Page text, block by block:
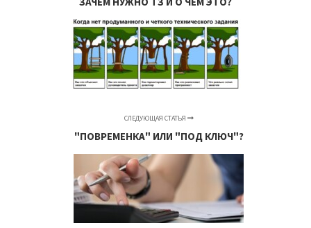
СЛЕДУЮЩАЯ СТАТЬЯ
"ПОВРЕМЕНКА" ИЛИ "ПОД КЛЮЧ"?